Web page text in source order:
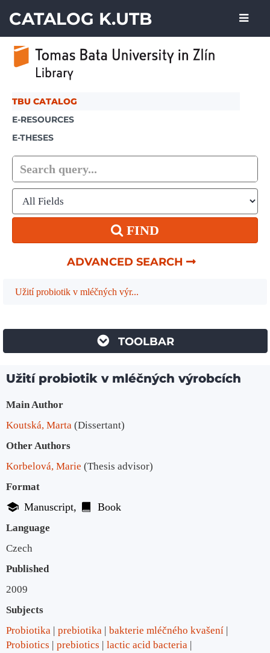
CATALOG K.UTB
TBU CATALOG
E-RESOURCES
E-THESES
FIND
ADVANCED SEARCH
Užití probiotik v mléčných výr...
TOOLBAR
Užití probiotik v mléčných výrobcích
Bibliographic Details
Main Author
Koutská, Marta (Dissertant)
Other Authors
Korbelová, Marie (Thesis advisor)
Format
Manuscript Book
Language
Czech
Published
2009
Subjects
Probiotika
prebiotika
bakterie mléčného kvašení
Probiotics
prebiotics
lactic acid bacteria